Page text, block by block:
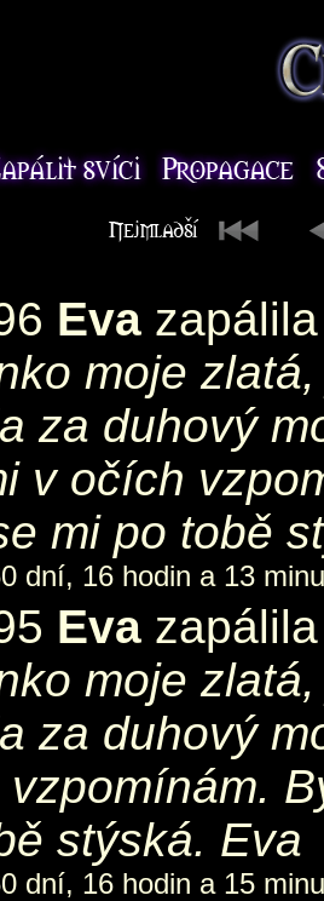
Eva
moje
za duhový
v očích
mi po tobě
dní, 16 hodin a 13
Eva
moje
za duhový
stýská. Eva
dní, 16 hodin a 15